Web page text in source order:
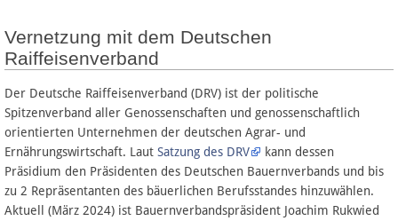
Vernetzung mit dem Deutschen
Raiffeisenverband
Der Deutsche Raiffeisenverband (DRV) ist der politische
Spitzenverband aller Genossenschaften und genossenschaftlich
orientierten Unternehmen der deutschen Agrar- und
Ernährungswirtschaft. Laut Satzung des DRV
kann dessen
Präsidium den Präsidenten des Deutschen Bauernverbands und bis
zu 2 Repräsentanten des bäuerlichen Berufsstandes hinzuwählen.
Aktuell (März 2024) ist Bauernverbandspräsident Joachim Rukwied